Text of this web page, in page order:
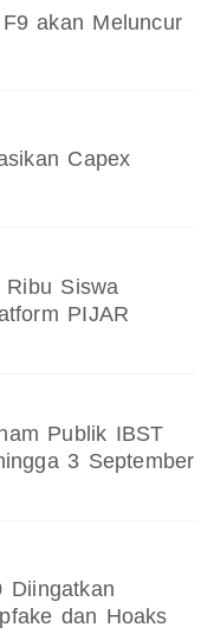
akan Meluncur
Capex
Siswa
PIJAR
Publik IBST
3 September
Diingatkan
dan Hoaks